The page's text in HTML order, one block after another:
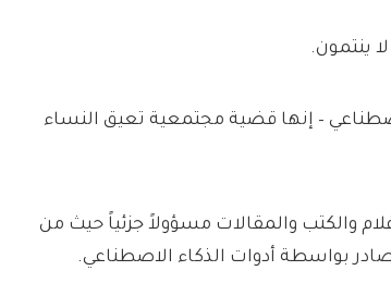
ينتمون.
– إنها قضية مجتمعية تعيق النساء
والكتب والمقالات مسؤولاً جزئياً حيث من
بواسطة أدوات الذكاء الاصطناعي.